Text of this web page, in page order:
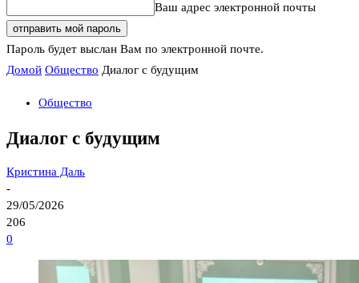
Ваш адрес электронной почты
Пароль будет выслан Вам по электронной почте.
Домой Общество Диалог с будущим
Общество
Диалог с будущим
Кристина Даль
-
29/05/2026
206
0